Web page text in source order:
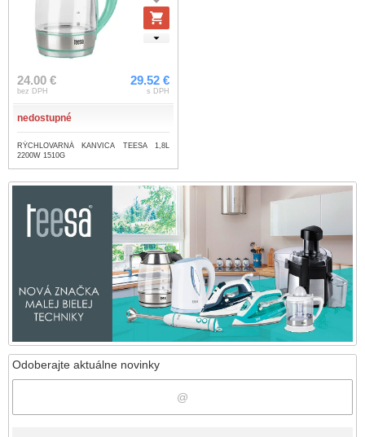
Odoberajte aktuálne novinky
24.00 €
bez DPH
29.52 €
s DPH
nedostupné
RÝCHLOVARNÁ KANVICA TEESA 1,8L
2200W 1510G